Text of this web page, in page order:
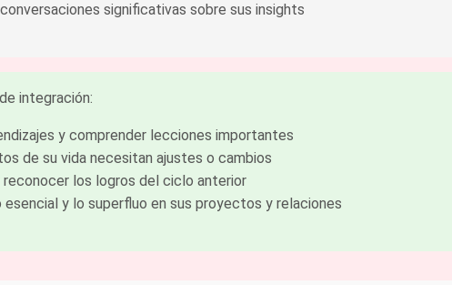
significativas sobre sus insights
integración:
y comprender lecciones importantes
de su vida necesitan ajustes o cambios
los logros del ciclo anterior
y lo superfluo en sus proyectos y relaciones